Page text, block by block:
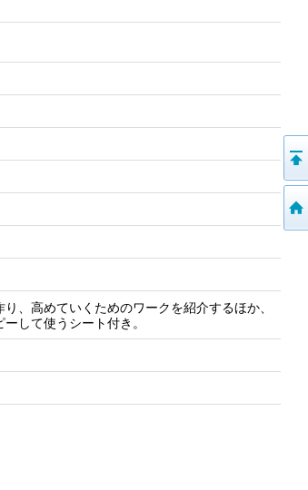
、高めていくためのワークを紹介するほか、
して使うシート付き。